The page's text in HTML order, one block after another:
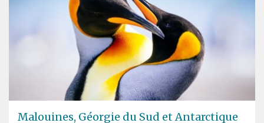
Malouines, Géorgie du Sud et Antarctique